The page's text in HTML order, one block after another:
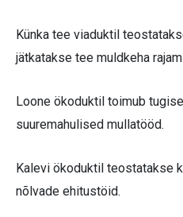
Künka tee viaduktil
jätkatakse tee muldkeha
Loone ökoduktil toimub
suuremahulised mullatööd.
Kalevi ökoduktil teostatakse
nõlvade ehitustöid.